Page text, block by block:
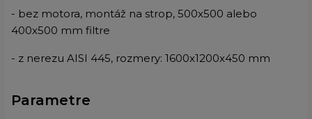
- bez motora, montáž na strop, 500x500 alebo
400x500 mm filtre
- z nerezu AISI 445, rozmery: 1600x1200x450 mm
Parametre